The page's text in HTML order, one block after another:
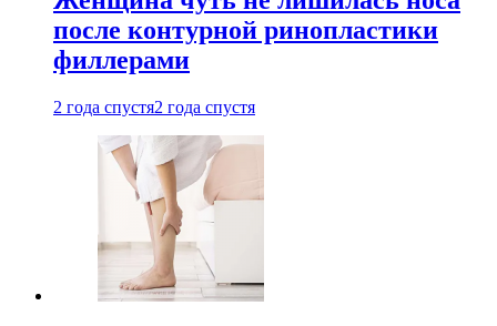
после контурной ринопластики
филлерами
2 года спустя2 года спустя